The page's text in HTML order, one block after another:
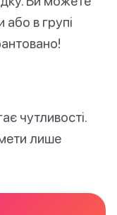
або в групі
чутливості.
лише